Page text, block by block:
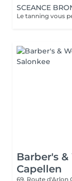
SCEANCE
Barber's
Capellen
69, Route d'Arlon